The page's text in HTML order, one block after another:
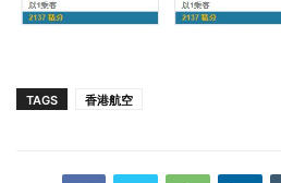
TAGS 香港航空